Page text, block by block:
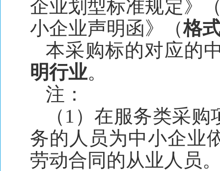
企业划型标准规定》
小企业声明函》（格
本采购标的对应的
明行业。
注：
（1）在服务类采
务的人员为中小企业
劳动合同的从业人员